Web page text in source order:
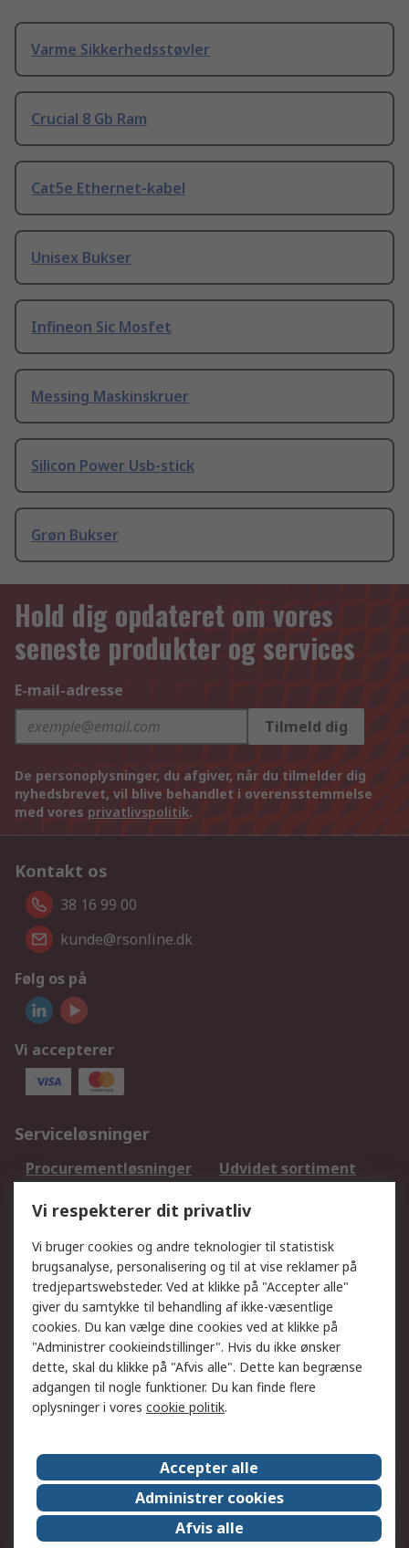
Varme Sikkerhedsstøvler
Crucial 8 Gb Ram
Cat5e Ethernet-kabel
Unisex Bukser
Infineon Sic Mosfet
Messing Maskinskruer
Silicon Power Usb-stick
Grøn Bukser
Hold dig opdateret om vores
seneste produkter og services
E-mail-adresse
Tilmeld dig
De personoplysninger, du afgiver, når du tilmelder dig
nyhedsbrevet, vil blive behandlet i overensstemmelse
med vores privatlivspolitik.
Kontakt os
38 16 99 00
kunde@rsonline.dk
Følg os på
Vi accepterer
Serviceløsninger
Procurementløsninger
Udvidet sortiment
DesignSpark
Teknisk Support
Dit lokale salgsteam
Eksportløsninger
Support
Få hjælp
Returnering
Levering
Spor min ordre
Fakturakopi
Betalingsmuligheder
Fordele med Mit RS
Okdo
Om RS
Salgsbetingelser
Det juridiske
Pressecenter
Job hos RS
ESG
Vi respekterer dit privatliv
Vi bruger cookies og andre teknologier til statistisk
brugsanalyse, personalisering og til at vise reklamer på
tredjepartswebsteder. Ved at klikke på "Accepter alle"
giver du samtykke til behandling af ikke-væsentlige
cookies. Du kan vælge dine cookies ved at klikke på
"Administrer cookieindstillinger". Hvis du ikke ønsker
dette, skal du klikke på "Afvis alle". Dette kan begrænse
adgangen til nogle funktioner. Du kan finde flere
oplysninger i vores cookie politik.
Accepter alle
Administrer cookies
Afvis alle